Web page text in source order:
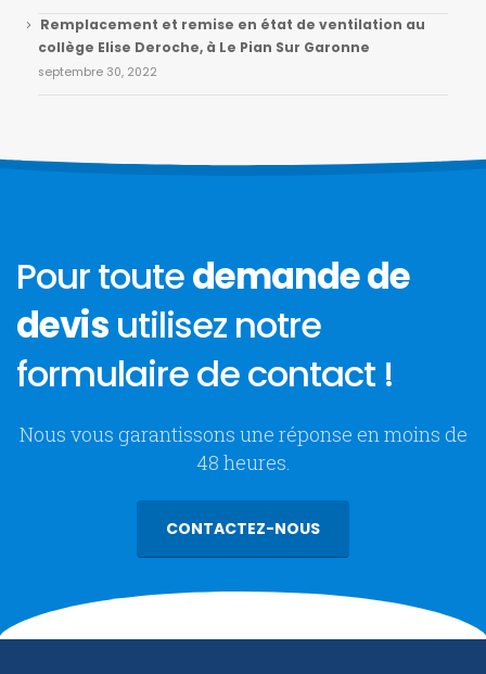
Remplacement et remise en état de ventilation au
collège Elise Deroche, à Le Pian Sur Garonne
septembre 30, 2022
Pour toutedemande de
devis utilisez notre
formulaire de contact !
Nous vous garantissons une réponse en moins de
48 heures.
CONTACTEZ-NOUS